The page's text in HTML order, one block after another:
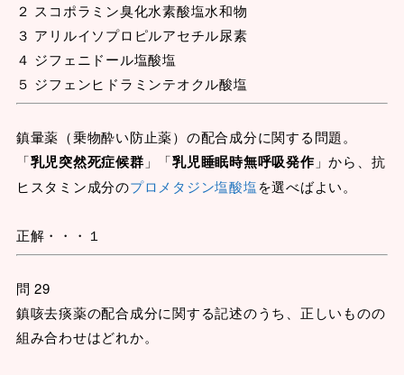
２ スコポラミン臭化水素酸塩水和物
３ アリルイソプロピルアセチル尿素
４ ジフェニドール塩酸塩
５ ジフェンヒドラミンテオクル酸塩
鎮暈薬（乗物酔い防止薬）の配合成分に関する問題。
「乳児突然死症候群 」「乳児睡眠時無呼吸発作 」から、抗
ヒスタミン成分のプロメタジン塩酸塩を選べばよい。
正解・・・１
問 29
鎮咳去痰薬の配合成分に関する記述のうち、正しいものの
組み合わせはどれか。